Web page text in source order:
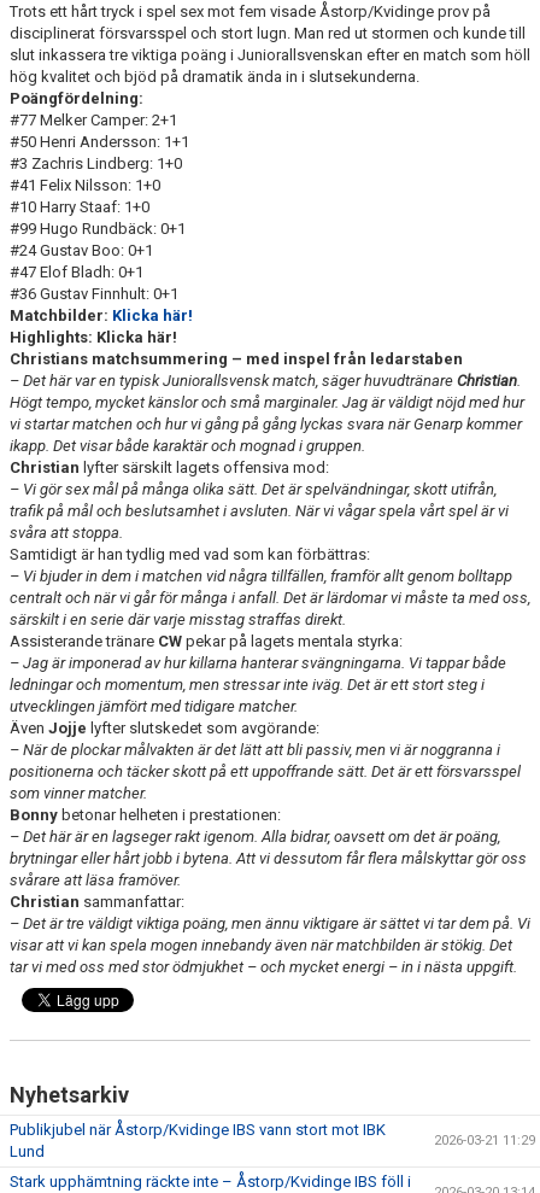
Trots ett hårt tryck i spel sex mot fem visade Åstorp/Kvidinge prov på
disciplinerat försvarsspel och stort lugn. Man red ut stormen och kunde till
slut inkassera tre viktiga poäng i Juniorallsvenskan efter en match som höll
hög kvalitet och bjöd på dramatik ända in i slutsekunderna.
Poängfördelning:
#77 Melker Camper: 2+1
#50 Henri Andersson: 1+1
#3 Zachris Lindberg: 1+0
#41 Felix Nilsson: 1+0
#10 Harry Staaf: 1+0
#99 Hugo Rundbäck: 0+1
#24 Gustav Boo: 0+1
#47 Elof Bladh: 0+1
#36 Gustav Finnhult: 0+1
Matchbilder: Klicka här!
Highlights: Klicka här!
Christians matchsummering – med inspel från ledarstaben
– Det här var en typisk Juniorallsvensk match, säger huvudtränare Christian.
Högt tempo, mycket känslor och små marginaler. Jag är väldigt nöjd med hur
vi startar matchen och hur vi gång på gång lyckas svara när Genarp kommer
ikapp. Det visar både karaktär och mognad i gruppen.
Christian lyfter särskilt lagets offensiva mod:
– Vi gör sex mål på många olika sätt. Det är spelvändningar, skott utifrån,
trafik på mål och beslutsamhet i avsluten. När vi vågar spela vårt spel är vi
svåra att stoppa.
Samtidigt är han tydlig med vad som kan förbättras:
– Vi bjuder in dem i matchen vid några tillfällen, framför allt genom bolltapp
centralt och när vi går för många i anfall. Det är lärdomar vi måste ta med oss,
särskilt i en serie där varje misstag straffas direkt.
Assisterande tränare CW pekar på lagets mentala styrka:
– Jag är imponerad av hur killarna hanterar svängningarna. Vi tappar både
ledningar och momentum, men stressar inte iväg. Det är ett stort steg i
utvecklingen jämfört med tidigare matcher.
Även Jojje lyfter slutskedet som avgörande:
– När de plockar målvakten är det lätt att bli passiv, men vi är noggranna i
positionerna och täcker skott på ett uppoffrande sätt. Det är ett försvarsspel
som vinner matcher.
Bonny betonar helheten i prestationen:
– Det här är en lagseger rakt igenom. Alla bidrar, oavsett om det är poäng,
brytningar eller hårt jobb i bytena. Att vi dessutom får flera målskyttar gör oss
svårare att läsa framöver.
Christian sammanfattar:
– Det är tre väldigt viktiga poäng, men ännu viktigare är sättet vi tar dem på. Vi
visar att vi kan spela mogen innebandy även när matchbilden är stökig. Det
tar vi med oss med stor ödmjukhet – och mycket energi – in i nästa uppgift.
Nyhetsarkiv
Publikjubel när Åstorp/Kvidinge IBS vann stort mot IBK
Lund
2026-03-21 11:29
Stark upphämtning räckte inte – Åstorp/Kvidinge IBS föll i